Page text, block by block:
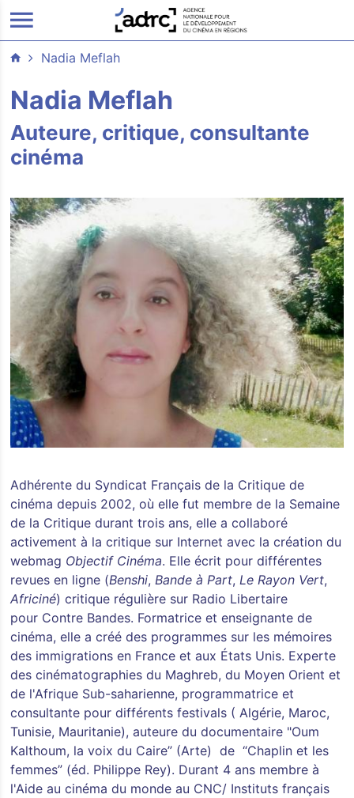
ALLER AU CONTENU PRINCIPAL
Nadia Meflah
Nadia Meflah
Auteure, critique, consultante
cinéma
Adhérente du Syndicat Français de la Critique de
cinéma depuis 2002, où elle fut membre de la Semaine
de la Critique durant trois ans, elle a collaboré
activement à la critique sur Internet avec la création du
webmag Objectif Cinéma. Elle écrit pour différentes
revues en ligne (Benshi,Bande à Part,Le Rayon Vert,
Africiné) critique régulière sur Radio Libertaire
pour Contre Bandes. Formatrice et enseignante de
cinéma, elle a créé des programmes sur les mémoires
des immigrations en France et aux États Unis. Experte
des cinématographies du Maghreb, du Moyen Orient et
de l'Afrique Sub-saharienne, programmatrice et
consultante pour différents festivals ( Algérie, Maroc,
Tunisie, Mauritanie), auteure du documentaire "Oum
Kalthoum, la voix du Caire” (Arte) de “Chaplin et les
femmes” (éd. Philippe Rey). Durant 4 ans membre à
l'Aide au cinéma du monde au CNC/ Instituts français